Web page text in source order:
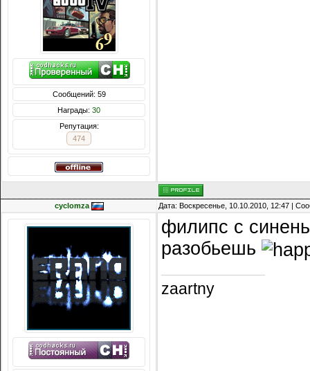
Сообщений: 59
Награды: 30
Репутация:
474
cyclomza Дата: Воскресенье, 10.10.2010, 12:47 |
филипс с
разобьешь
zaartny